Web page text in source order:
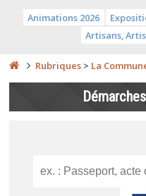
Animations 2026
Artisans,
Rubriques > La